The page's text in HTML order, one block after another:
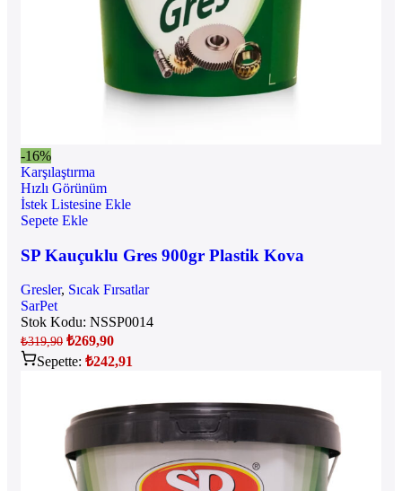
-16%
Karşılaştırma
Hızlı Görünüm
İstek Listesine Ekle
Sepete Ekle
SP Kauçuklu Gres 900gr Plastik Kova
Gresler, Sıcak Fırsatlar
SarPet
Stok Kodu: NSSP0014
₺319,90 ₺269,90
Sepette: ₺242,91